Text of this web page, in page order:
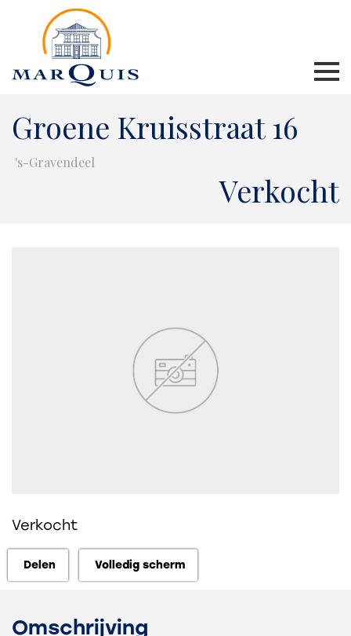
Groene Kruisstraat 16
's-Gravendeel
Verkocht
Verkocht
Delen Volledig scherm
Delen Volledig scherm
Omschrijving